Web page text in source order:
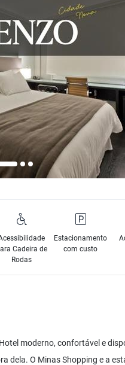
Cadeira de
Rodas
Estacionamento
com custo
moderno, confortável e
dela. O Minas Shopping e a